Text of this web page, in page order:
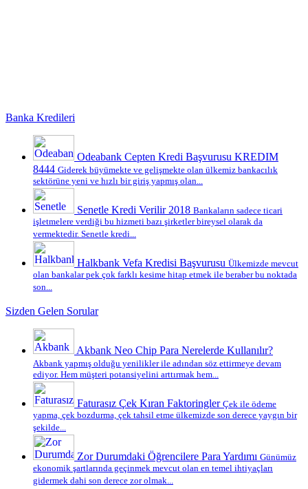
Banka Kredileri
Odeabank Cepten Kredi Başvurusu KREDIM
8444 Giderek büyümekte ve gelişmekte olan ülkemiz bankacılık
sektörüne yeni ve hızlı bir giriş yapmış olan...
Senetle Kredi Verilir 2018 Bankaların sadece ticari
işletmelere verdiği bu hizmeti bazı şirketler bireysel olarak da
vermektedir. Senetle kredi...
Halkbank Vefa Kredisi Başvurusu Ülkemizde mevcut
olan bankalar pek çok farklı kesime hitap etmek ile beraber bu noktada
son...
Sizden Gelen Sorular
Akbank Neo Chip Para Nerelerde Kullanılır?
Akbank yapmış olduğu yenilikler ile adından söz ettirmeye devam
ediyor. Hem müşteri potansiyelini arttırmak hem...
Faturasız Çek Kıran Faktoringler Çek ile ödeme
yapma, çek bozdurma, çek tahsil etme ülkemizde son derece yaygın bir
şekilde...
Zor Durumdaki Öğrencilere Para Yardımı Günümüz
ekonomik şartlarında geçinmek mevcut olan en temel ihtiyaçları
gidermek dahi son derece zor olmak...